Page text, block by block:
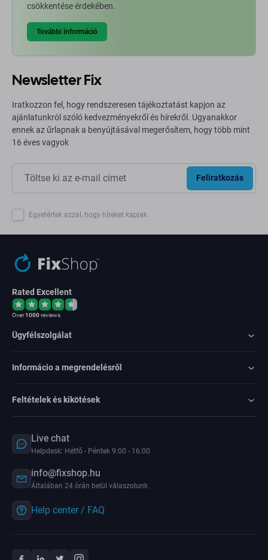
csökkentése érdekében.
További információ
Newsletter Fix
Iratkozzon fel, hogy rendszeresen tájékoztatást kapjon az
ajánlatunkról szóló kedvezményekről és hírekről. Ugyanakkor
ennek az űrlapnak a benyújtásával megerősítem, hogy több mint
16 éves vagyok
Feliratkozás
Egyetértek azzal, hogy híreket kapjak
Rated Excellent
Over1000reviews
Ügyfélszolgálat
Informácio a megrendelésről
Feltételek és kikötések
Live chat
Helpdesk: Hétfő - Péntek 9:00 - 16:00
info@fixshop.hu
Általában 24 órán belül válaszolunk.
Help center / FAQ